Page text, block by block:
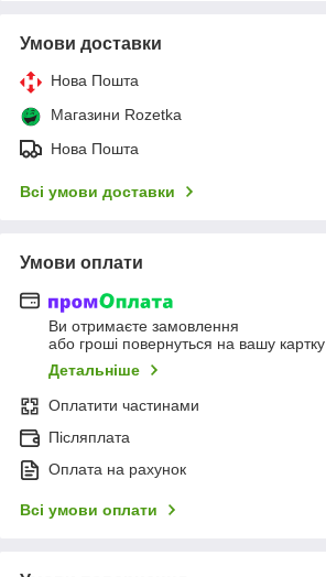
Умови доставки
Нова Пошта
Магазини Rozetka
Нова Пошта
Всі умови доставки
Умови оплати
Ви отримаєте замовлення
або гроші повернуться на вашу картку
Детальніше
Оплатити частинами
Післяплата
Оплата на рахунок
Всі умови оплати